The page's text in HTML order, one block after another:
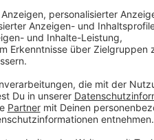
Kö-Ost wird zuerst
Anzeige
Statt der Mühlenstraße wird